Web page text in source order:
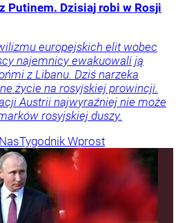
Putinem. Dzisiaj robi w Rosji
europejskich elit wobec
najemnicy ewakuowali ją
z Libanu. Dziś narzeka
życie na rosyjskiej prowincji.
Austrii najwyraźniej nie może
rosyjskiej duszy.
Tygodnik Wprost